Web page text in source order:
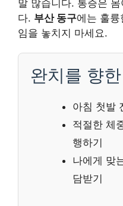
말 많습니다. 통증은
다. 부산 동구에는 훌
임을 놓치지 마세요.
완치를 향
아침 첫발
적절한 체
행하기
나에게 맞
담받기